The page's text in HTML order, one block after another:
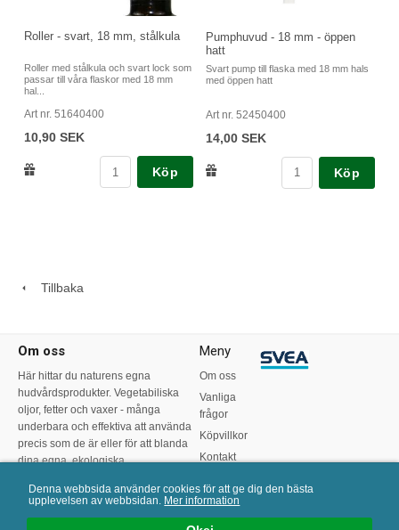
Denna webbsida använder cookies för att ge dig den bästa
upplevelsen av webbsidan. Mer information
Roller - svart, 18 mm, stålkula
Roller med stålkula och svart lock som
passar till våra flaskor med 18 mm
hal...
Art nr. 51640400
10,90 SEK
Köp
Pumphuvud - 18 mm - öppen
hatt
Svart pump till flaska med 18 mm hals
med öppen hatt
Art nr. 52450400
14,00 SEK
Köp
Tillbaka
Om oss
Här hittar du naturens egna
hudvårdsprodukter. Vegetabiliska
oljor, fetter och vaxer - många
underbara och effektiva att använda
precis som de är eller för att blanda
dina egna, ekologiska
Meny
Om oss
Vanliga
frågor
Köpvillkor
Kontakt